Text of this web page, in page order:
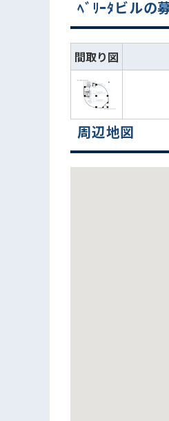
ﾍﾞﾘｰﾀビルの
間取り図
周辺地図